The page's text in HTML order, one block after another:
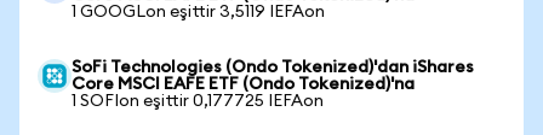
1 GOOGLon eşittir 3,5119 IEFAon
SoFi Technologies (Ondo Tokenized)'dan iShares
Core MSCI EAFE ETF (Ondo Tokenized)'na
1 SOFIon eşittir 0,177725 IEFAon